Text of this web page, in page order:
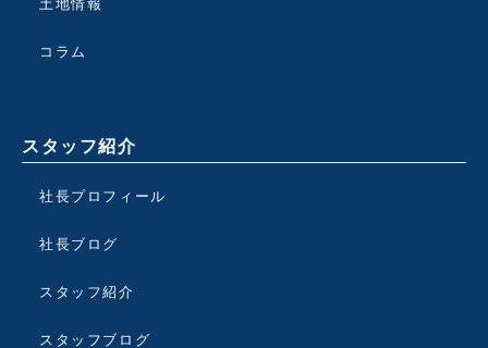
土地情報
コラム
スタッフ紹介
社長プロフィール
社長ブログ
スタッフ紹介
スタッフブログ